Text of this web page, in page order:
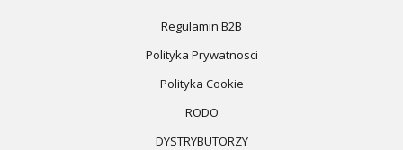
Regulamin B2B
Polityka Prywatnosci
Polityka Cookie
RODO
DYSTRYBUTORZY